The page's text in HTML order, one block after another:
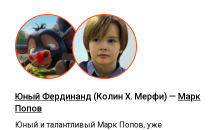
Юный Фердинанд (Колин Х. Мерфи) — Марк
Попов
Юный и талантливый Марк Попов, уже